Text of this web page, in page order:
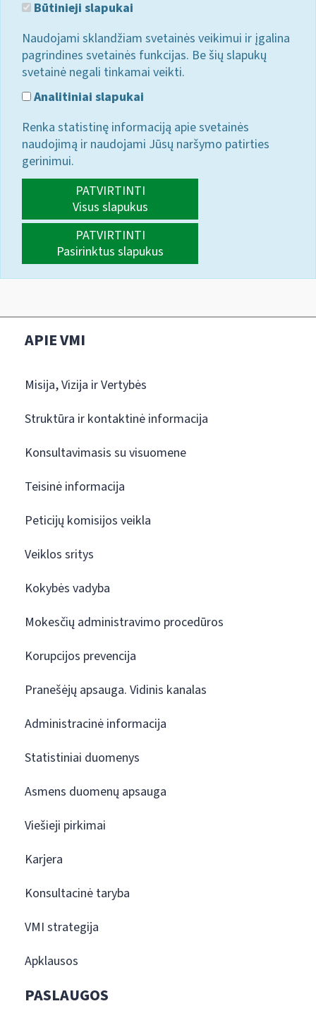
Būtinieji slapukai
Naudojami sklandžiam svetainės veikimui ir įgalina
pagrindines svetainės funkcijas. Be šių slapukų
svetainė negali tinkamai veikti.
Analitiniai slapukai
Renka statistinę informaciją apie svetainės
naudojimą ir naudojami Jūsų naršymo patirties
gerinimui.
PATVIRTINTI
Visus slapukus
PATVIRTINTI
Pasirinktus slapukus
APIE VMI
Misija, Vizija ir Vertybės
Struktūra ir kontaktinė informacija
Konsultavimasis su visuomene
Teisinė informacija
Peticijų komisijos veikla
Veiklos sritys
Kokybės vadyba
Mokesčių administravimo procedūros
Korupcijos prevencija
Pranešėjų apsauga. Vidinis kanalas
Administracinė informacija
Statistiniai duomenys
Asmens duomenų apsauga
Viešieji pirkimai
Karjera
Konsultacinė taryba
VMI strategija
Apklausos
PASLAUGOS